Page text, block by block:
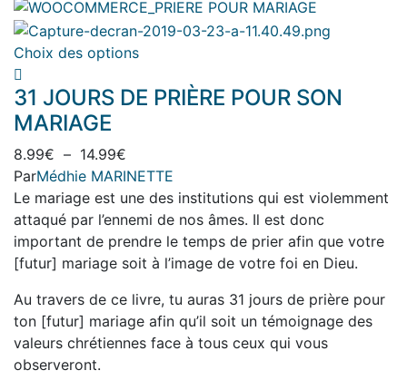
Choix des optionsCe
a
options
peuvent
être
choisies
sur
page
du
31 JOURS DE PRIÈRE POUR SON
MARIAGE
8.99€ – 14.99€
de
prix :
8.99€
à
14.99€
ParMédhie MARINETTE
Le mariage est une des institutions qui est violemment
attaqué par l’ennemi de nos âmes. Il est donc
important de prendre le temps de prier afin que votre
[futur] mariage soit à l’image de votre foi en Dieu.
Au travers de ce livre, tu auras 31 jours de prière pour
ton [futur] mariage afin qu’il soit un témoignage des
valeurs chrétiennes face à tous ceux qui vous
observeront.